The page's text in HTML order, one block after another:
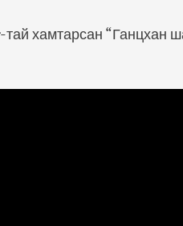
хамтарсан “Ганцхан